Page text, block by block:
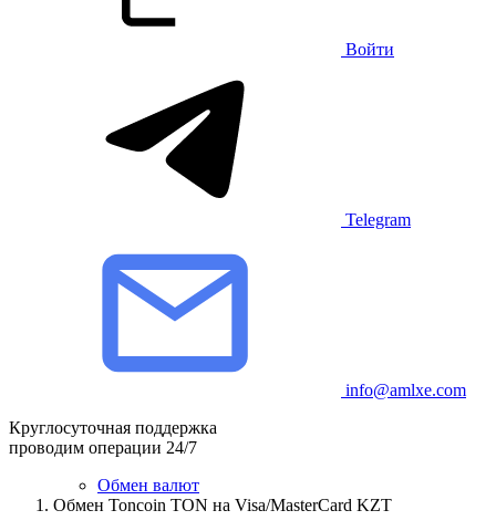
Войти
Telegram
info@amlxe.com
Круглосуточная поддержка
проводим операции 24/7
Обмен валют
Обмен Toncoin TON на Visa/MasterCard KZT